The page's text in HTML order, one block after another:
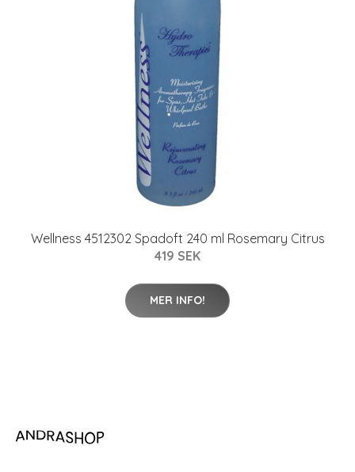
Wellness 4512302 Spadoft 240 ml Rosemary Citrus
419 SEK
MER INFO!